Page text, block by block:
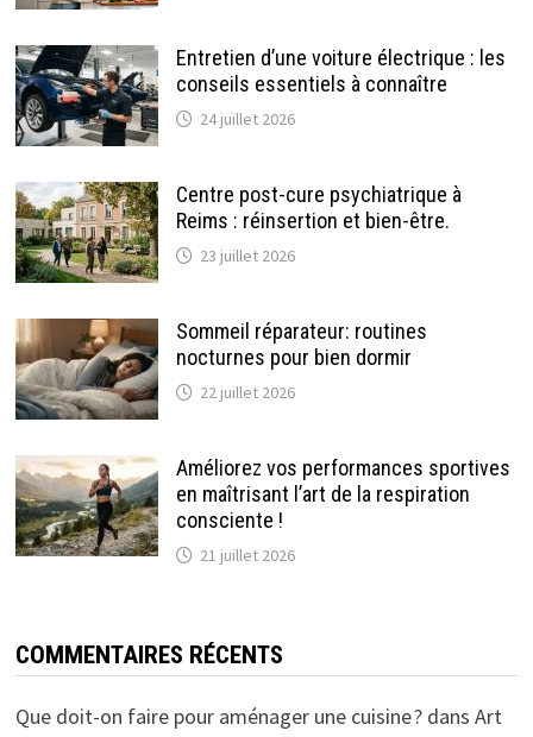
Entretien d’une voiture électrique : les
conseils essentiels à connaître
24 juillet 2026
Centre post-cure psychiatrique à
Reims : réinsertion et bien-être.
23 juillet 2026
Sommeil réparateur: routines
nocturnes pour bien dormir
22 juillet 2026
Améliorez vos performances sportives
en maîtrisant l’art de la respiration
consciente !
21 juillet 2026
COMMENTAIRES RÉCENTS
Que doit-on faire pour aménager une cuisine ?dans Art